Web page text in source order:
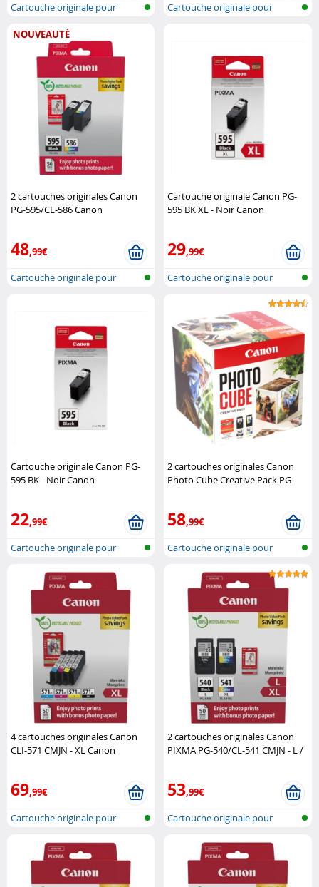
Cartouche originale pour
Cartouche originale pour
NOUVEAUTÉ
2 cartouches originales Canon
PG-595/CL-586 Canon
48,99€
Cartouche originale pour
Cartouche originale Canon PG-
595 BK XL - Noir Canon
29,99€
Cartouche originale pour
Cartouche originale Canon PG-
595 BK - Noir Canon
22,99€
Cartouche originale pour
2 cartouches originales Canon
Photo Cube Creative Pack PG-
58,99€
Cartouche originale pour
4 cartouches originales Canon
CLI-571 CMJN - XL Canon
69,99€
Cartouche originale pour
2 cartouches originales Canon
PIXMA PG-540/CL-541 CMJN - L /
53,99€
Cartouche originale pour